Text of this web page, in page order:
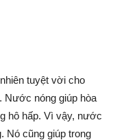
tuyệt vời cho
Nước nóng giúp hòa
hô hấp. Vì vậy, nước
Nó cũng giúp trong